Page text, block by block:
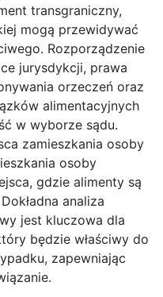
transgraniczny,
mogą przewidywać
Rozporządzenie
jurysdykcji, prawa
orzeczeń oraz
alimentacyjnych
w wyborze sądu.
zamieszkania osoby
osoby
gdzie alimenty są
analiza
jest kluczowa dla
będzie właściwy do
zapewniając